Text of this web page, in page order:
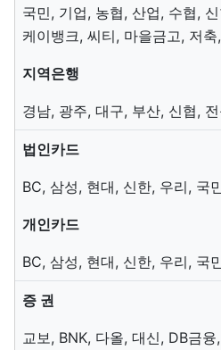
국민, 기업, 농협, 산업, 수협,
케이뱅크, 씨티, 마을금고, 저축,
지역은행
경남, 광주, 대구, 부산, 신협,
법인카드
BC, 삼성, 현대, 신한, 우리, 국
개인카드
BC, 삼성, 현대, 신한, 우리, 국
증 권
교보 , BNK, 다올, 대신, DB금융,